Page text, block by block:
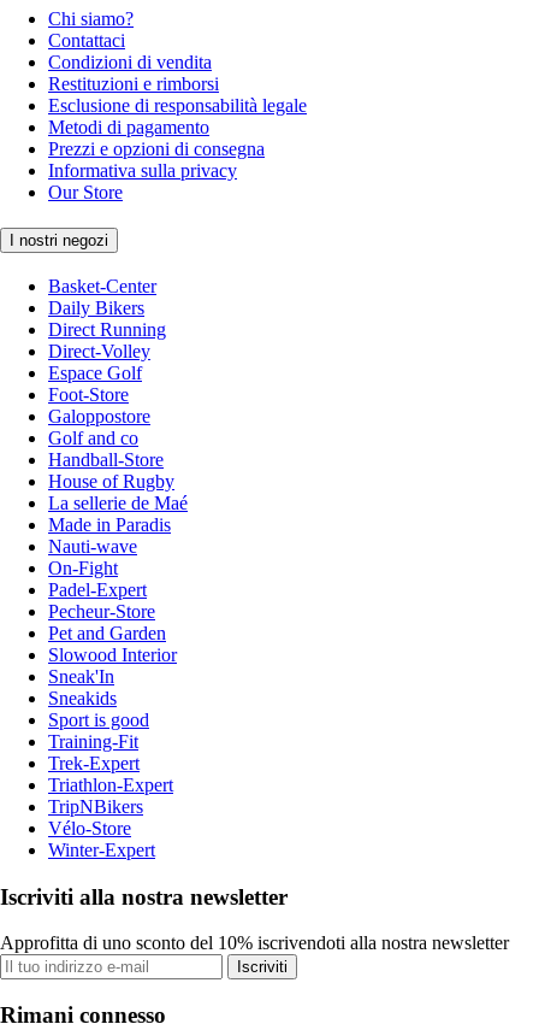
Chi siamo?
Contattaci
Condizioni di vendita
Restituzioni e rimborsi
Esclusione di responsabilità legale
Metodi di pagamento
Prezzi e opzioni di consegna
Informativa sulla privacy
Our Store
I nostri negozi
Basket-Center
Daily Bikers
Direct Running
Direct-Volley
Espace Golf
Foot-Store
Galoppostore
Golf and co
Handball-Store
House of Rugby
La sellerie de Maé
Made in Paradis
Nauti-wave
On-Fight
Padel-Expert
Pecheur-Store
Pet and Garden
Slowood Interior
Sneak'In
Sneakids
Sport is good
Training-Fit
Trek-Expert
Triathlon-Expert
TripNBikers
Vélo-Store
Winter-Expert
Iscriviti alla nostra newsletter
Approfitta di uno sconto del 10% iscrivendoti alla nostra newsletter
Iscriviti
Rimani connesso